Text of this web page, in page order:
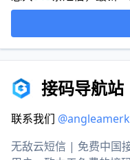
接码导航站
联系我们
无敌云短信 | 免费中国